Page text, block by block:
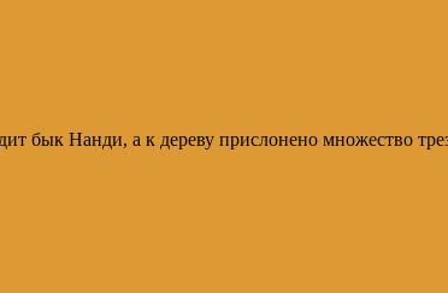
бык Нанди, а к дереву прислонено множество